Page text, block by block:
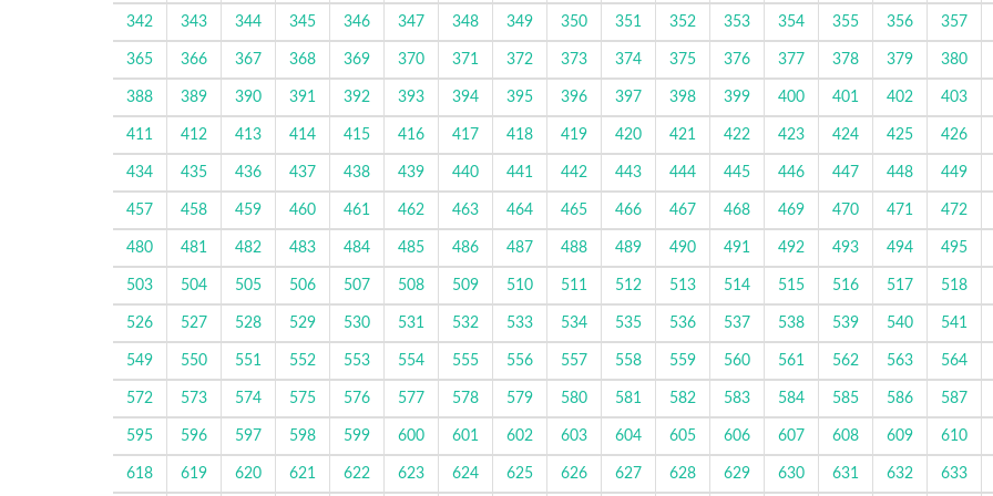
342 343 344 345 346 347 348 349 350 351 352 353 354 355 356 357
365 366 367 368 369 370 371 372 373 374 375 376 377 378 379 380
388 389 390 391 392 393 394 395 396 397 398 399 400 401 402 403
411 412 413 414 415 416 417 418 419 420 421 422 423 424 425 426
434 435 436 437 438 439 440 441 442 443 444 445 446 447 448 449
457 458 459 460 461 462 463 464 465 466 467 468 469 470 471 472
480 481 482 483 484 485 486 487 488 489 490 491 492 493 494 495
503 504 505 506 507 508 509 510 511 512 513 514 515 516 517 518
526 527 528 529 530 531 532 533 534 535 536 537 538 539 540 541
549 550 551 552 553 554 555 556 557 558 559 560 561 562 563 564
572 573 574 575 576 577 578 579 580 581 582 583 584 585 586 587
595 596 597 598 599 600 601 602 603 604 605 606 607 608 609 610
618 619 620 621 622 623 624 625 626 627 628 629 630 631 632 633